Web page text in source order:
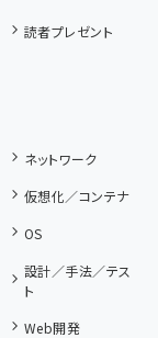
読者プレゼント
ネットワーク
仮想化／コンテナ
OS
設計／手法／テス
ト
Web開発